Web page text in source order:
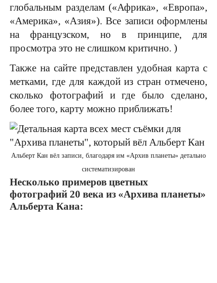
глобальным разделам («Африка», «Европа»,
«Америка», «Азия»). Все записи оформлены
на французском, но в принципе, для
просмотра это не слишком критично. )
Также на сайте представлен удобная карта с
метками, где для каждой из стран отмечено,
сколько фотографий и где было сделано,
более того, карту можно приближать!
Альберт Кан вёл записи, благодаря им «Архив планеты» детально
систематизирован
Несколько примеров цветных
фотографий 20 века из «Архива планеты»
Альберта Кана: